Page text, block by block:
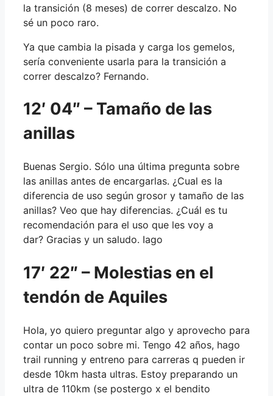
la transición (8 meses) de correr descalzo. No
sé un poco raro.
Ya que cambia la pisada y carga los gemelos,
sería conveniente usarla para la transición a
correr descalzo? Fernando.
12′ 04″ – Tamaño de las
anillas
Buenas Sergio. Sólo una última pregunta sobre
las anillas antes de encargarlas. ¿Cual es la
diferencia de uso según grosor y tamaño de las
anillas? Veo que hay diferencias. ¿Cuál es tu
recomendación para el uso que les voy a
dar? Gracias y un saludo. Iago
17′ 22″ – Molestias en el
tendón de Aquiles
Hola, yo quiero preguntar algo y aprovecho para
contar un poco sobre mi. Tengo 42 años, hago
trail running y entreno para carreras q pueden ir
desde 10km hasta ultras. Estoy preparando un
ultra de 110km (se postergo x el bendito